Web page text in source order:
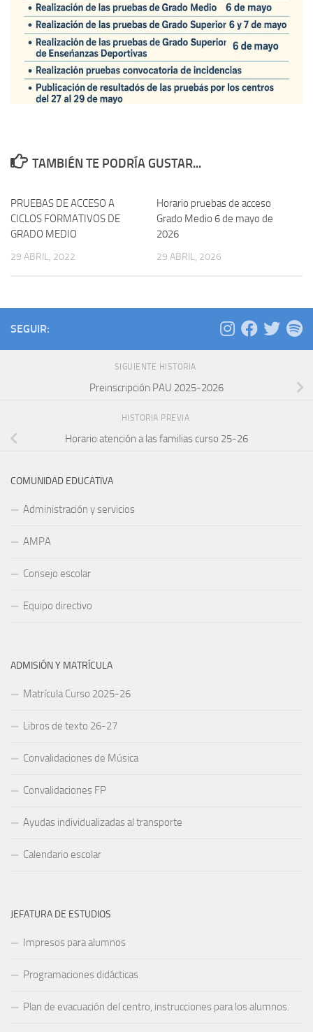
TAMBIÉN TE PODRÍA GUSTAR...
PRUEBAS DE ACCESO A
CICLOS FORMATIVOS DE
GRADO MEDIO
29 ABRIL, 2022
Horario pruebas de acceso
Grado Medio 6 de mayo de
2026
29 ABRIL, 2026
SEGUIR:
SIGUIENTE HISTORIA
Preinscripción PAU 2025-2026
HISTORIA PREVIA
Horario atención a las familias curso 25-26
COMUNIDAD EDUCATIVA
Administración y servicios
AMPA
Consejo escolar
Equipo directivo
ADMISIÓN Y MATRÍCULA
Matrícula Curso 2025-26
Libros de texto 26-27
Convalidaciones de Música
Convalidaciones FP
Ayudas individualizadas al transporte
Calendario escolar
JEFATURA DE ESTUDIOS
Impresos para alumnos
Programaciones didácticas
Plan de evacuación del centro, instrucciones para los alumnos.